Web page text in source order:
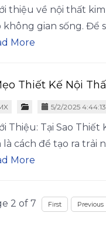
thiệu về nội thất
không gian sống. Để
More
Thiết Kế Nội
5/2/2025
Thiệu: Tại Sao
là cách để tạo ra trải
More
2 of 7 First Previous